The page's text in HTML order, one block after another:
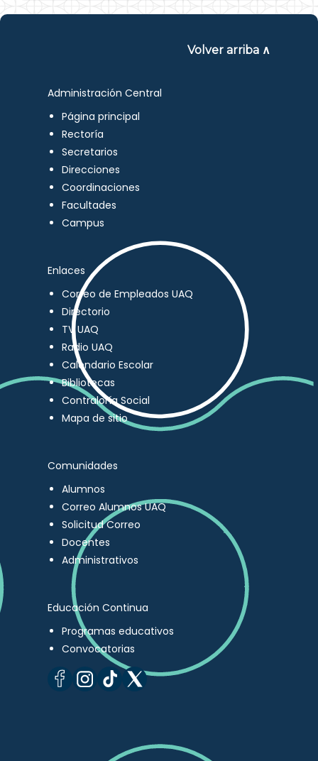
Volver arriba ∧
Administración Central
Página principal
Rectoría
Secretarios
Direcciones
Coordinaciones
Facultades
Campus
Enlaces
Correo de Empleados UAQ
Directorio
TV UAQ
Radio UAQ
Calendario Escolar
Bibliotecas
Contraloría Social
Mapa de sitio
Comunidades
Alumnos
Correo Alumnos UAQ
Solicitud Correo
Docentes
Administrativos
Educación Continua
Programas educativos
Convocatorias